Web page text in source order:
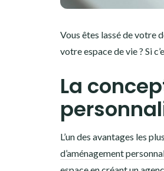
Vous êtes lassé de votre
votre espace de vie ? Si
La
L’un des avantages les
d’aménagement